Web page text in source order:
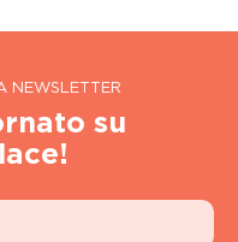
NEWSLETTER
su